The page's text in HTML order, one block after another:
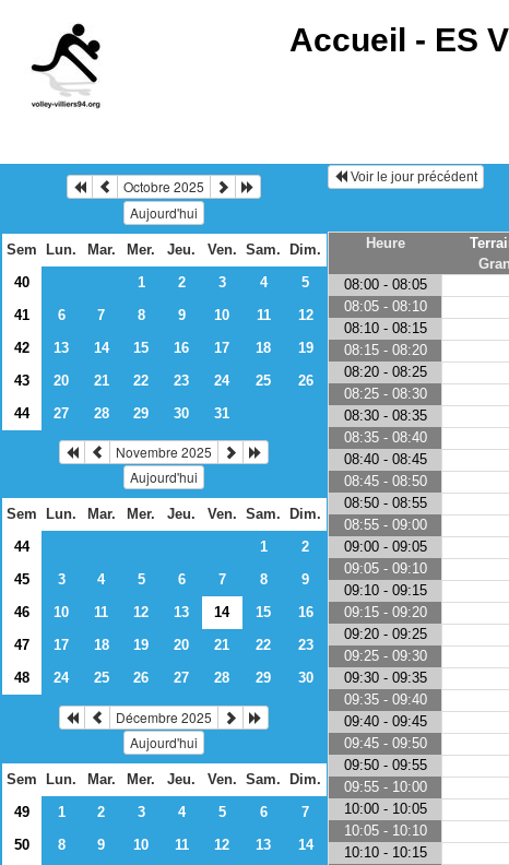
Accueil - ES
Octobre 2025
Aujourd'hui
Sem Lun. Mar. Mer. Jeu. Ven. Sam. Dim.
40
1 2 3 4
5
41
6 7 8 9 10 11
12
42
13 14 15 16 17 18
19
43
20 21 22 23 24 25
26
44
27 28 29 30 31
Novembre 2025
Aujourd'hui
Sem Lun. Mar. Mer. Jeu. Ven. Sam.
Dim.
44
1
2
45
3 4 5 6 7 8
9
46
10 11 12 13 14 15
16
47
17 18 19 20 21 22
23
48
24 25 26 27 28 29 30
Décembre 2025
Aujourd'hui
Sem Lun. Mar. Mer. Jeu. Ven. Sam.
Dim.
49
1 2 3 4 5 6
7
50
8 9 10 11 12 13
14
Voir le jour précédent
Heure
08:00 - 08:05
08:05 - 08:10
08:10 - 08:15
08:15 - 08:20
08:20 - 08:25
08:25 - 08:30
08:30 - 08:35
08:35 - 08:40
08:40 - 08:45
08:45 - 08:50
08:50 - 08:55
08:55 - 09:00
09:00 - 09:05
09:05 - 09:10
09:10 - 09:15
09:15 - 09:20
09:20 - 09:25
09:25 - 09:30
09:30 - 09:35
09:35 - 09:40
09:40 - 09:45
09:45 - 09:50
09:50 - 09:55
09:55 - 10:00
10:00 - 10:05
10:05 - 10:10
10:10 - 10:15